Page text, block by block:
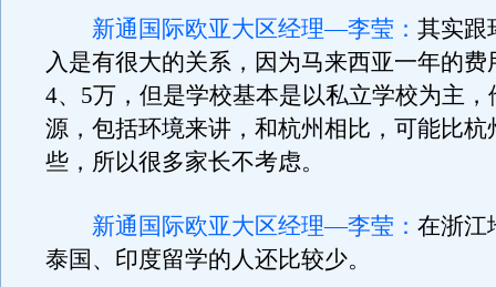
新通国际欧亚大区经理—李莹： 其实跟
入是有很大的关系，因为马来西亚一年的费
4、5万，但是学校基本是以私立学校为主
源，包括环境来讲，和杭州相比，可能比杭
些，所以很多家长不考虑。
新通国际欧亚大区经理—李莹： 在浙江
泰国、印度留学的人还比较少。